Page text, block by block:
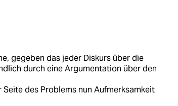
gegeben das jeder Diskurs über die
durch eine Argumentation über den
des Problems nun Aufmerksamkeit